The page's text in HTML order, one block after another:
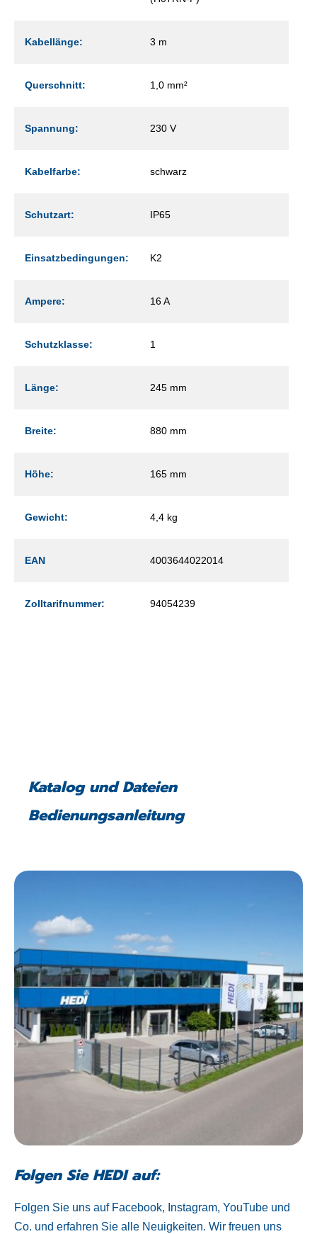
Kabellänge: 3 m
Querschnitt: 1,0 mm²
Spannung: 230 V
Kabelfarbe: schwarz
Schutzart: IP65
Einsatzbedingungen: K2
Ampere: 16 A
Schutzklasse: 1
Länge: 245 mm
Breite: 880 mm
Höhe: 165 mm
Gewicht: 4,4 kg
EAN 4003644022014
Zolltarifnummer: 94054239
Katalog und Dateien
Bedienungsanleitung
Folgen Sie HEDI auf:
Folgen Sie uns auf Facebook, Instagram, YouTube und
Co. und erfahren Sie alle Neuigkeiten. Wir freuen uns